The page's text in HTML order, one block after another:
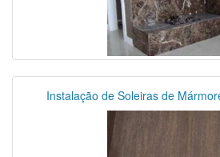
Instalação de Soleiras de